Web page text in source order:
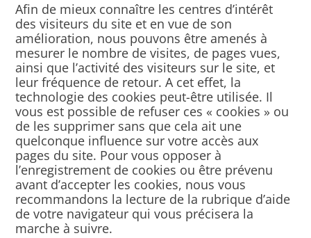
Afin de mieux connaître les centres d’intérêt
des visiteurs du site et en vue de son
amélioration, nous pouvons être amenés à
mesurer le nombre de visites, de pages vues,
ainsi que l’activité des visiteurs sur le site, et
leur fréquence de retour. A cet effet, la
technologie des cookies peut-être utilisée. Il
vous est possible de refuser ces « cookies » ou
de les supprimer sans que cela ait une
quelconque influence sur votre accès aux
pages du site. Pour vous opposer à
l’enregistrement de cookies ou être prévenu
avant d’accepter les cookies, nous vous
recommandons la lecture de la rubrique d’aide
de votre navigateur qui vous précisera la
marche à suivre.